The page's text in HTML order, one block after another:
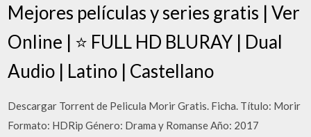
Mejores películas y series gratis | Ver
Online | ⭐️ FULL HD BLURAY | Dual
Audio | Latino | Castellano
Descargar Torrent de Pelicula Morir Gratis. Ficha. Título: Morir
Formato: HDRip Género: Drama y Romanse Año: 2017